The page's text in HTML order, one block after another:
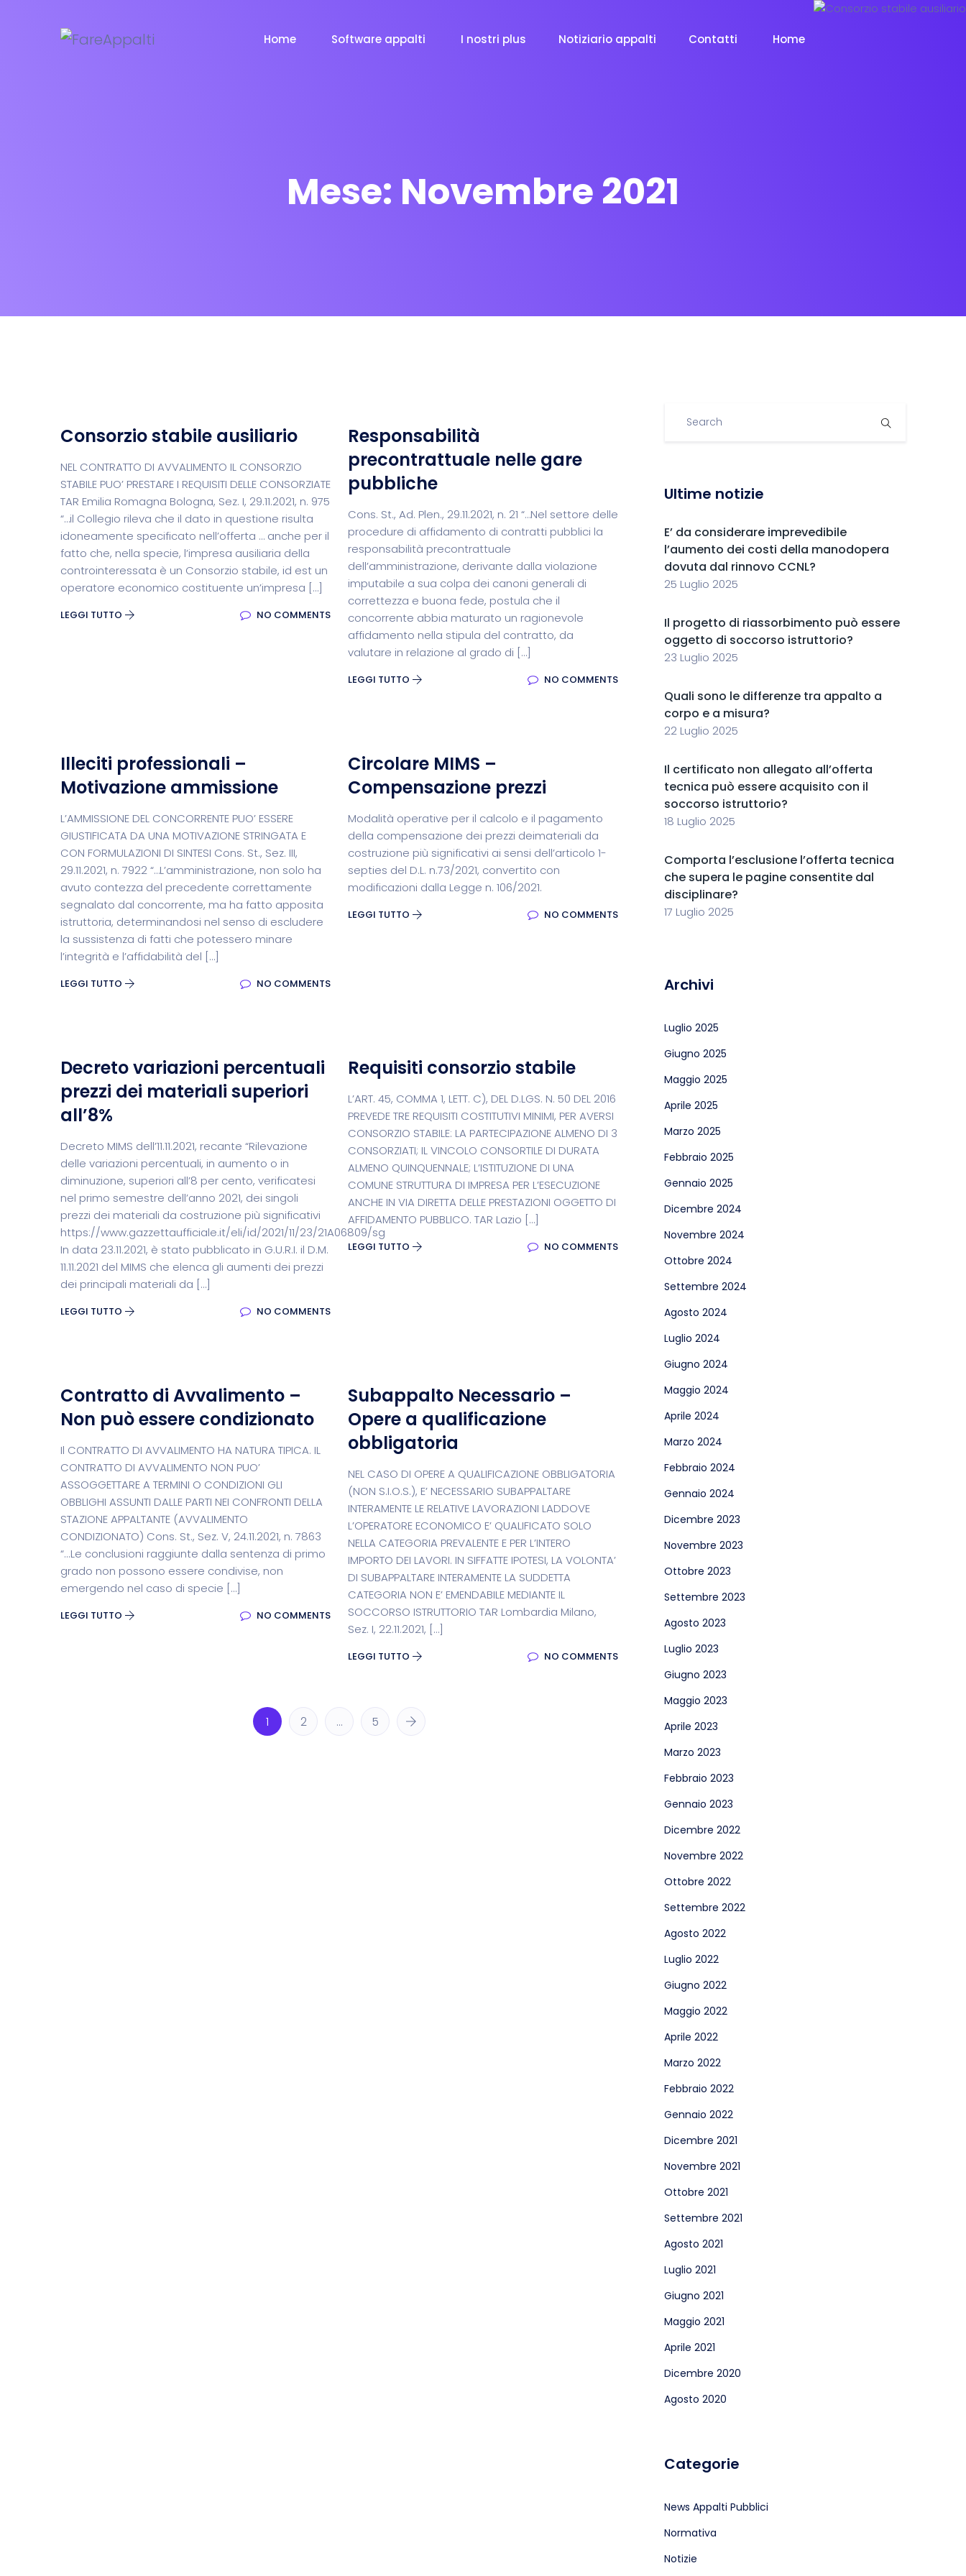
Home Software appalti I nostri plus Notiziario appalti Contatti Home
Mese: Novembre 2021
Consorzio stabile ausiliario
NEL CONTRATTO DI AVVALIMENTO IL CONSORZIO
STABILE PUO’ PRESTARE I REQUISITI DELLE CONSORZIATE
TAR Emilia Romagna Bologna, Sez. I, 29.11.2021, n. 975
“…il Collegio rileva che il dato in questione risulta
idoneamente specificato nell’offerta … anche per il
fatto che, nella specie, l’impresa ausiliaria della
controinteressata è un Consorzio stabile, id est un
operatore economico costituente un’impresa […]
LEGGI TUTTO NO COMMENTS
Responsabilità
precontrattuale nelle gare
pubbliche
Cons. St., Ad. Plen., 29.11.2021, n. 21 “…Nel settore delle
procedure di affidamento di contratti pubblici la
responsabilità precontrattuale
dell’amministrazione, derivante dalla violazione
imputabile a sua colpa dei canoni generali di
correttezza e buona fede, postula che il
concorrente abbia maturato un ragionevole
affidamento nella stipula del contratto, da
valutare in relazione al grado di […]
LEGGI TUTTO NO COMMENTS
Illeciti professionali –
Motivazione ammissione
L’AMMISSIONE DEL CONCORRENTE PUO’ ESSERE
GIUSTIFICATA DA UNA MOTIVAZIONE STRINGATA E
CON FORMULAZIONI DI SINTESI Cons. St., Sez. III,
29.11.2021, n. 7922 “…L’amministrazione, non solo ha
avuto contezza del precedente correttamente
segnalato dal concorrente, ma ha fatto apposita
istruttoria, determinandosi nel senso di escludere
la sussistenza di fatti che potessero minare
l’integrità e l’affidabilità del […]
LEGGI TUTTO NO COMMENTS
Circolare MIMS –
Compensazione prezzi
Modalità operative per il calcolo e il pagamento
della compensazione dei prezzi deimateriali da
costruzione più significativi ai sensi dell’articolo 1-
septies del D.L. n.73/2021, convertito con
modificazioni dalla Legge n. 106/2021.
LEGGI TUTTO NO COMMENTS
Decreto variazioni percentuali
prezzi dei materiali superiori
all’8%
Decreto MIMS dell’11.11.2021, recante “Rilevazione
delle variazioni percentuali, in aumento o in
diminuzione, superiori all’8 per cento, verificatesi
nel primo semestre dell’anno 2021, dei singoli
prezzi dei materiali da costruzione più significativi
https://www.gazzettaufficiale.it/eli/id/2021/11/23/21A06809/sg
In data 23.11.2021, è stato pubblicato in G.U.R.I. il D.M.
11.11.2021 del MIMS che elenca gli aumenti dei prezzi
dei principali materiali da […]
LEGGI TUTTO NO COMMENTS
Requisiti consorzio stabile
L’ART. 45, COMMA 1, LETT. C), DEL D.LGS. N. 50 DEL 2016
PREVEDE TRE REQUISITI COSTITUTIVI MINIMI, PER AVERSI
CONSORZIO STABILE: LA PARTECIPAZIONE ALMENO DI 3
CONSORZIATI; IL VINCOLO CONSORTILE DI DURATA
ALMENO QUINQUENNALE; L’ISTITUZIONE DI UNA
COMUNE STRUTTURA DI IMPRESA PER L’ESECUZIONE
ANCHE IN VIA DIRETTA DELLE PRESTAZIONI OGGETTO DI
AFFIDAMENTO PUBBLICO. TAR Lazio […]
LEGGI TUTTO NO COMMENTS
Contratto di Avvalimento –
Non può essere condizionato
Il CONTRATTO DI AVVALIMENTO HA NATURA TIPICA. IL
CONTRATTO DI AVVALIMENTO NON PUO’
ASSOGGETTARE A TERMINI O CONDIZIONI GLI
OBBLIGHI ASSUNTI DALLE PARTI NEI CONFRONTI DELLA
STAZIONE APPALTANTE (AVVALIMENTO
CONDIZIONATO) Cons. St., Sez. V, 24.11.2021, n. 7863
“...Le conclusioni raggiunte dalla sentenza di primo
grado non possono essere condivise, non
emergendo nel caso di specie […]
LEGGI TUTTO NO COMMENTS
Subappalto Necessario –
Opere a qualificazione
obbligatoria
NEL CASO DI OPERE A QUALIFICAZIONE OBBLIGATORIA
(NON S.I.O.S.), E’ NECESSARIO SUBAPPALTARE
INTERAMENTE LE RELATIVE LAVORAZIONI LADDOVE
L’OPERATORE ECONOMICO E’ QUALIFICATO SOLO
NELLA CATEGORIA PREVALENTE E PER L’INTERO
IMPORTO DEI LAVORI. IN SIFFATTE IPOTESI, LA VOLONTA’
DI SUBAPPALTARE INTERAMENTE LA SUDDETTA
CATEGORIA NON E’ EMENDABILE MEDIANTE IL
SOCCORSO ISTRUTTORIO TAR Lombardia Milano,
Sez. I, 22.11.2021, […]
LEGGI TUTTO NO COMMENTS
1 2 … 5
Ultime notizie
E’ da considerare imprevedibile
l’aumento dei costi della manodopera
dovuta dal rinnovo CCNL?
25 Luglio 2025
Il progetto di riassorbimento può essere
oggetto di soccorso istruttorio?
23 Luglio 2025
Quali sono le differenze tra appalto a
corpo e a misura?
22 Luglio 2025
Il certificato non allegato all’offerta
tecnica può essere acquisito con il
soccorso istruttorio?
18 Luglio 2025
Comporta l’esclusione l’offerta tecnica
che supera le pagine consentite dal
disciplinare?
17 Luglio 2025
Archivi
Luglio 2025
Giugno 2025
Maggio 2025
Aprile 2025
Marzo 2025
Febbraio 2025
Gennaio 2025
Dicembre 2024
Novembre 2024
Ottobre 2024
Settembre 2024
Agosto 2024
Luglio 2024
Giugno 2024
Maggio 2024
Aprile 2024
Marzo 2024
Febbraio 2024
Gennaio 2024
Dicembre 2023
Novembre 2023
Ottobre 2023
Settembre 2023
Agosto 2023
Luglio 2023
Giugno 2023
Maggio 2023
Aprile 2023
Marzo 2023
Febbraio 2023
Gennaio 2023
Dicembre 2022
Novembre 2022
Ottobre 2022
Settembre 2022
Agosto 2022
Luglio 2022
Giugno 2022
Maggio 2022
Aprile 2022
Marzo 2022
Febbraio 2022
Gennaio 2022
Dicembre 2021
Novembre 2021
Ottobre 2021
Settembre 2021
Agosto 2021
Luglio 2021
Giugno 2021
Maggio 2021
Aprile 2021
Dicembre 2020
Agosto 2020
Categorie
News Appalti Pubblici
Normativa
Notizie